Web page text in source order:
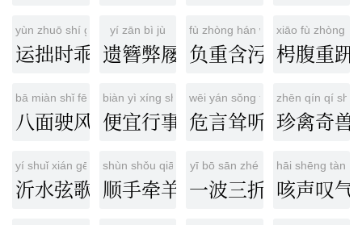
yùn zhuō shí guāi
运拙时乖
yí zān bì jù
遗簪弊屦
fù zhòng hán wū
负重含污
xiāo fù zhòng
枵腹重趼
bā miàn shǐ fēng
八面驶风
biàn yì xíng shì
便宜行事
wēi yán sǒng tīng
危言耸听
zhēn qín qí shòu
珍禽奇兽
yí shuǐ xián gē
沂水弦歌
shùn shǒu qiān yáng
顺手牵羊
yī bō sān zhé
一波三折
hāi shēng tàn qì
咳声叹气